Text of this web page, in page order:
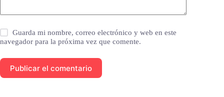
Guarda mi nombre, correo electrónico y web en este
navegador para la próxima vez que comente.
Publicar el comentario